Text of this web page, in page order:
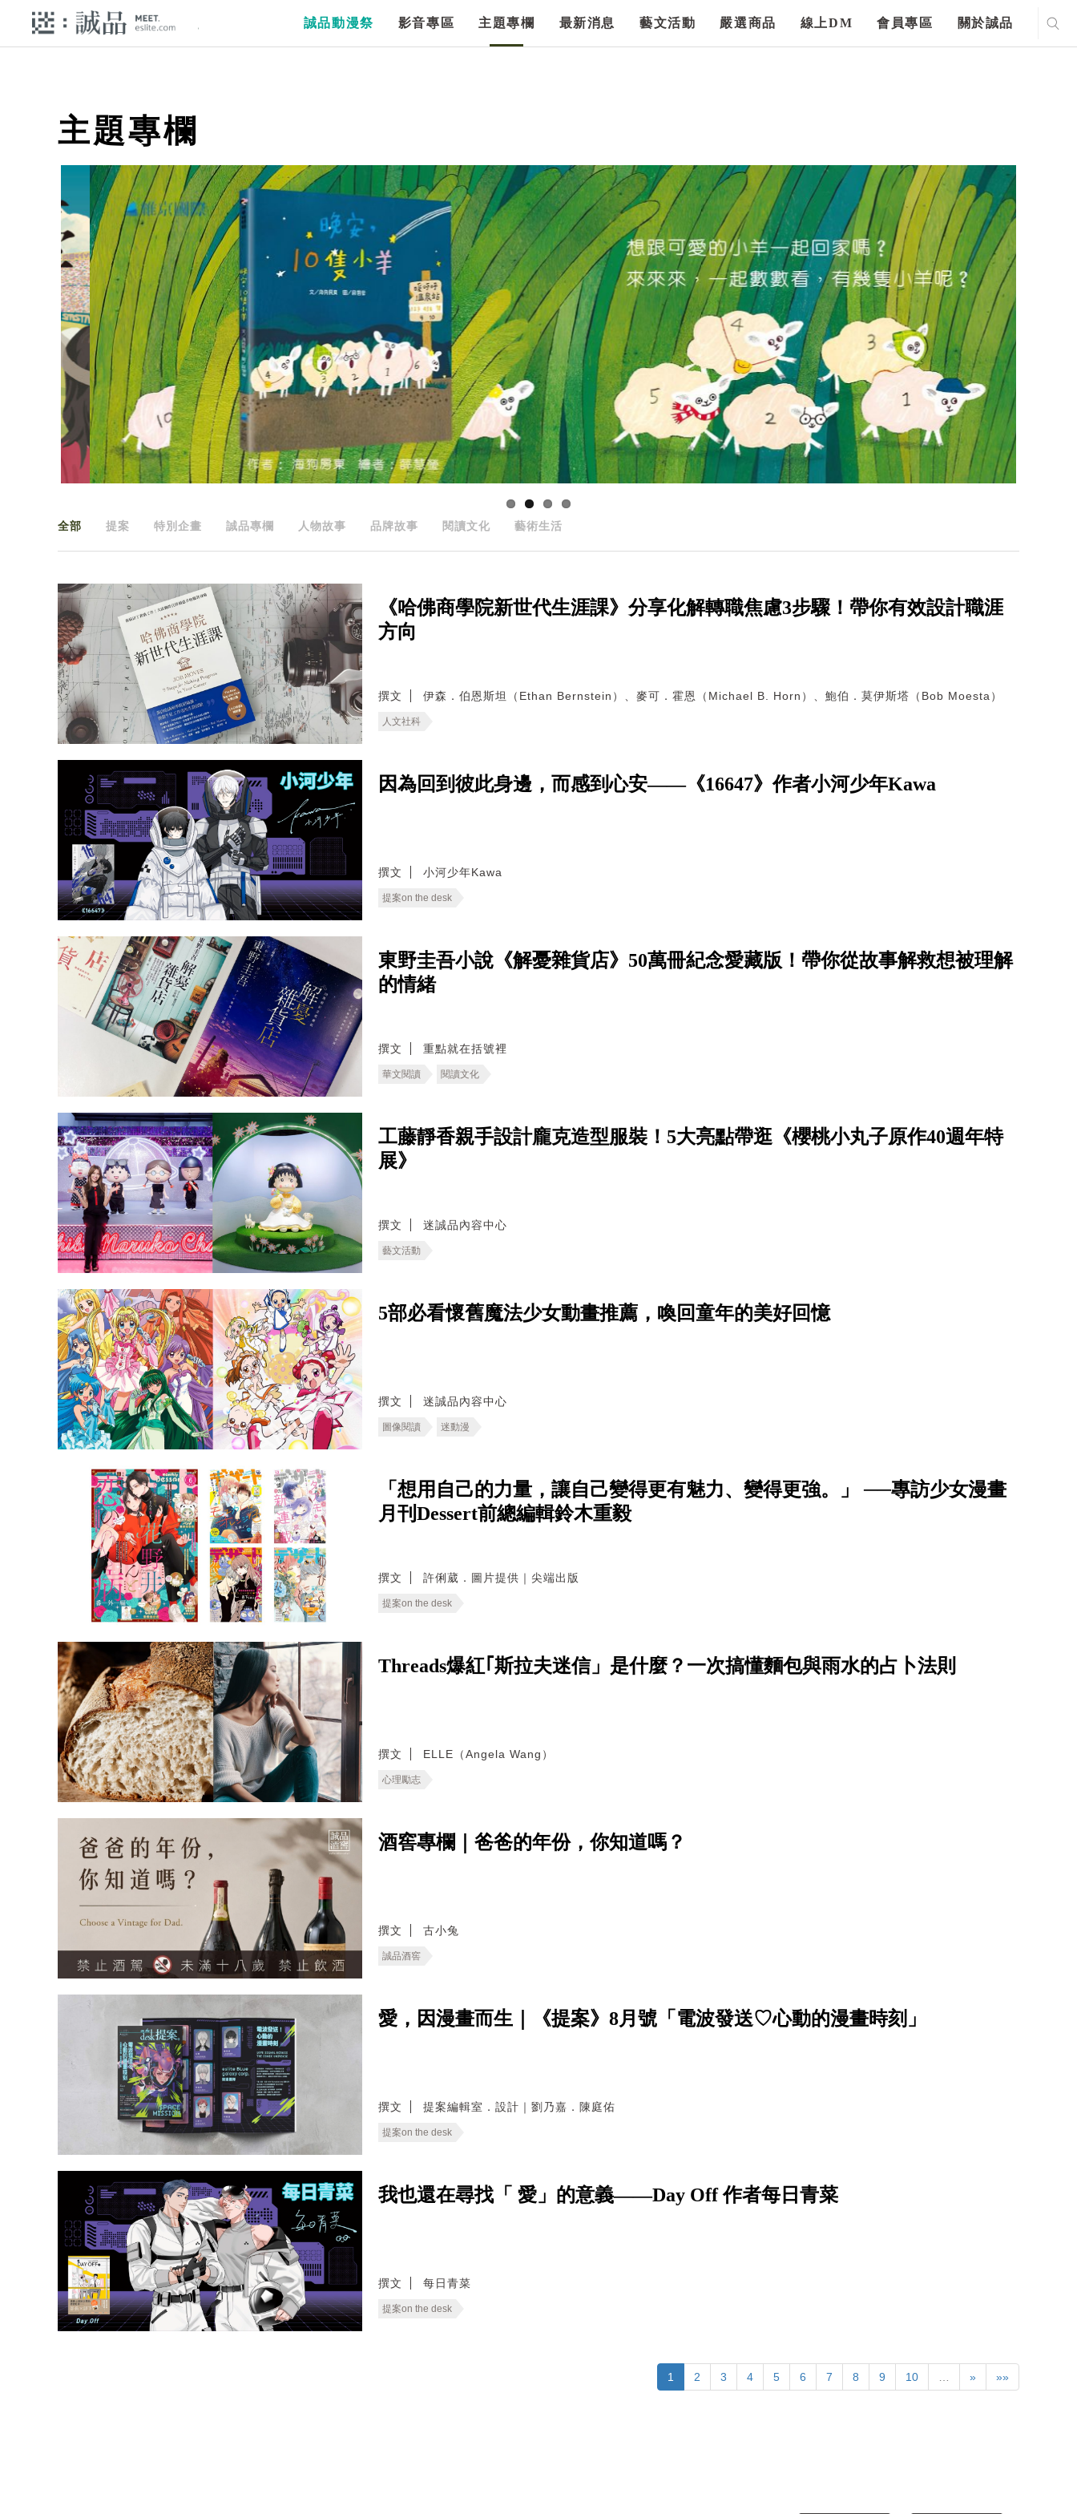
誠品動漫祭 影音專區 主題專欄 最新消息 藝文活動 嚴選商品 線上DM 會員專區 關於誠品
主題專欄
全部 提案 特別企畫 誠品專欄 人物故事 品牌故事 閱讀文化 藝術生活
《哈佛商學院新世代生涯課》分享化解轉職焦慮3步驟！帶你有效設計職涯
方向
撰文 伊森．伯恩斯坦（Ethan Bernstein）、麥可．霍恩（Michael B. Horn）、鮑伯．莫伊斯塔（Bob Moesta）
人文社科
因為回到彼此身邊，而感到心安——《16647》作者小河少年Kawa
撰文 小河少年Kawa
提案on the desk
東野圭吾小說《解憂雜貨店》50萬冊紀念愛藏版！帶你從故事解救想被理解
的情緒
撰文 重點就在括號裡
華文閱讀 閱讀文化
工藤靜香親手設計龐克造型服裝！5大亮點帶逛《櫻桃小丸子原作40週年特
展》
撰文 迷誠品內容中心
藝文活動
5部必看懷舊魔法少女動畫推薦，喚回童年的美好回憶
撰文 迷誠品內容中心
圖像閱讀 迷動漫
「想用自己的力量，讓自己變得更有魅力、變得更強。」 ──專訪少女漫畫
月刊Dessert前總編輯鈴木重毅
撰文 許俐葳．圖片提供｜尖端出版
提案on the desk
Threads爆紅｢斯拉夫迷信」是什麼？一次搞懂麵包與雨水的占卜法則
撰文 ELLE（Angela Wang）
心理勵志
酒窖專欄｜爸爸的年份，你知道嗎？
撰文 古小兔
誠品酒窖
愛，因漫畫而生｜《提案》8月號「電波發送♡心動的漫畫時刻」
撰文 提案編輯室．設計｜劉乃嘉．陳庭佑
提案on the desk
我也還在尋找「 愛」的意義——Day Off 作者每日青菜
撰文 每日青菜
提案on the desk
1 2 3 4 5 6 7 8 9 10 … » »»